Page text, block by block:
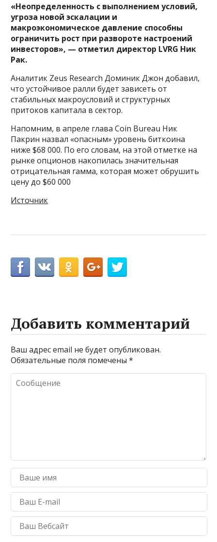
«Неопределенность с выполнением условий,
угроза новой эскалации и
макроэкономическое давление способны
ограничить рост при развороте настроений
инвесторов», — отметил директор LVRG Ник
Рак.
Аналитик Zeus Research Доминик Джон добавил,
что устойчивое ралли будет зависеть от
стабильных макроусловий и структурных
притоков капитала в сектор.
Напомним, в апреле глава Coin Bureau Ник
Пакрин назвал «опасным» уровень биткоина
ниже $68 000. По его словам, на этой отметке на
рынке опционов накопилась значительная
отрицательная гамма, которая может обрушить
цену до $60 000
Источник
Добавить комментарий
Ваш адрес email не будет опубликован.
Обязательные поля помечены*